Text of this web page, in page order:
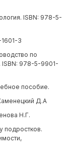
ISBN: 978-5-
3
по
ISBN: 978-5-9901-
пособие.
Д.А
Н.Г.
подростков.